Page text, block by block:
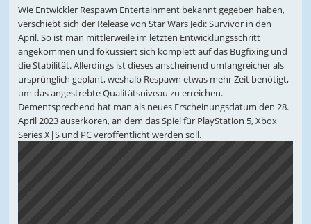
Wie Entwickler Respawn Entertainment bekannt gegeben haben,
verschiebt sich der Release von Star Wars Jedi: Survivor in den
April. So ist man mittlerweile im letzten Entwicklungsschritt
angekommen und fokussiert sich komplett auf das Bugfixing und
die Stabilität. Allerdings ist dieses anscheinend umfangreicher als
ursprünglich geplant, weshalb Respawn etwas mehr Zeit benötigt,
um das angestrebte Qualitätsniveau zu erreichen.
Dementsprechend hat man als neues Erscheinungsdatum den 28.
April 2023 auserkoren, an dem das Spiel für PlayStation 5, Xbox
Series X|S und PC veröffentlicht werden soll.